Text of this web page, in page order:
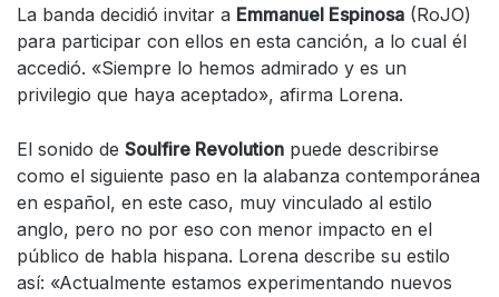
La banda decidió invitar a Emmanuel Espinosa (RoJO)
para participar con ellos en esta canción, a lo cual él
accedió. «Siempre lo hemos admirado y es un
privilegio que haya aceptado», afirma Lorena.
El sonido de Soulfire Revolution puede describirse
como el siguiente paso en la alabanza contemporánea
en español, en este caso, muy vinculado al estilo
anglo, pero no por eso con menor impacto en el
público de habla hispana. Lorena describe su estilo
así: «Actualmente estamos experimentando nuevos